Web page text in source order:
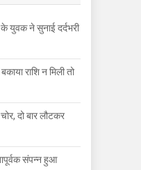
युवक ने सुनाई दर्दभरी
राशि न मिली तो
दो बार लौटकर
संपन्न हुआ